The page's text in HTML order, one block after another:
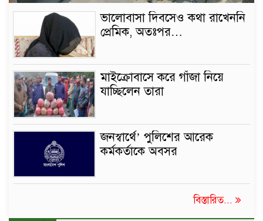
ভালোবাসা দিবসেও কথা রাখেননি
প্রেমিক, অতঃপর…
মাইক্রোবাসে করে গাঁজা নিয়ে
যাচ্ছিলেন তারা
জনস্বার্থে’ পুলিশের আরেক
কর্মকর্তাকে অবসর
বিস্তারিত...